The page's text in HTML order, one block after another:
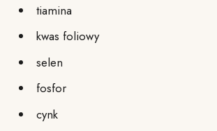
tiamina
kwas foliowy
selen
fosfor
cynk